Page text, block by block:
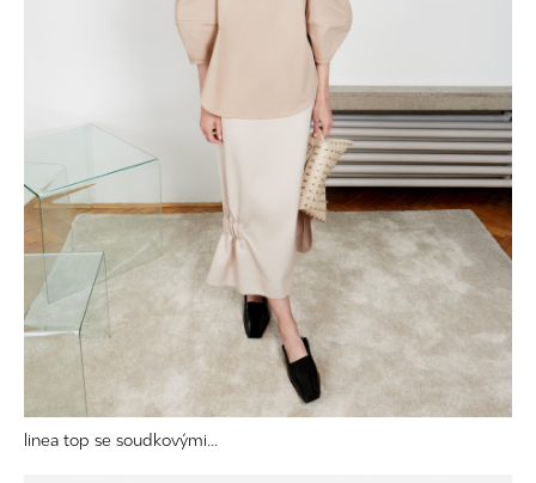
linea top se soudkovými...